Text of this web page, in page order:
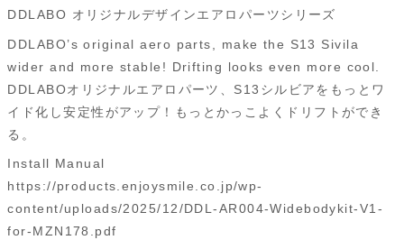
DDLABO オリジナルデザインエアロパーツシリーズ
DDLABO’s original aero parts, make the S13 Sivila
wider and more stable! Drifting looks even more cool.
DDLABOオリジナルエアロパーツ、S13シルビアをもっとワ
イド化し安定性がアップ！もっとかっこよくドリフトができ
る。
Install Manual
https://products.enjoysmile.co.jp/wp-
content/uploads/2025/12/DDL-AR004-Widebodykit-V1-
for-MZN178.pdf